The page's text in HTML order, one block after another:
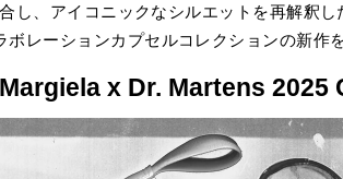
し、アイコニックなシルエットを再解釈し
レーションカプセルコレクションの新作を
x Dr. Martens 2025